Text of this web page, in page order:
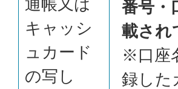
通帳又は
キャッシ
ュカード
の写し
番号・
載され
※口座
録した